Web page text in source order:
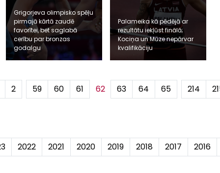
Grigorjeva olimpisko spēļu
pirmajā kārtā zaudē
favorītei, bet saglabā
cerību par bronzas
godalgu
Palameika kā pēdējā ar
rezultātu iekļūst finālā;
Kociņa un Mūze nepārvar
kvalifikāciju
2 59 60 61 62 63 64 65 214
2022 2021 2020 2019 2018 2017 2016